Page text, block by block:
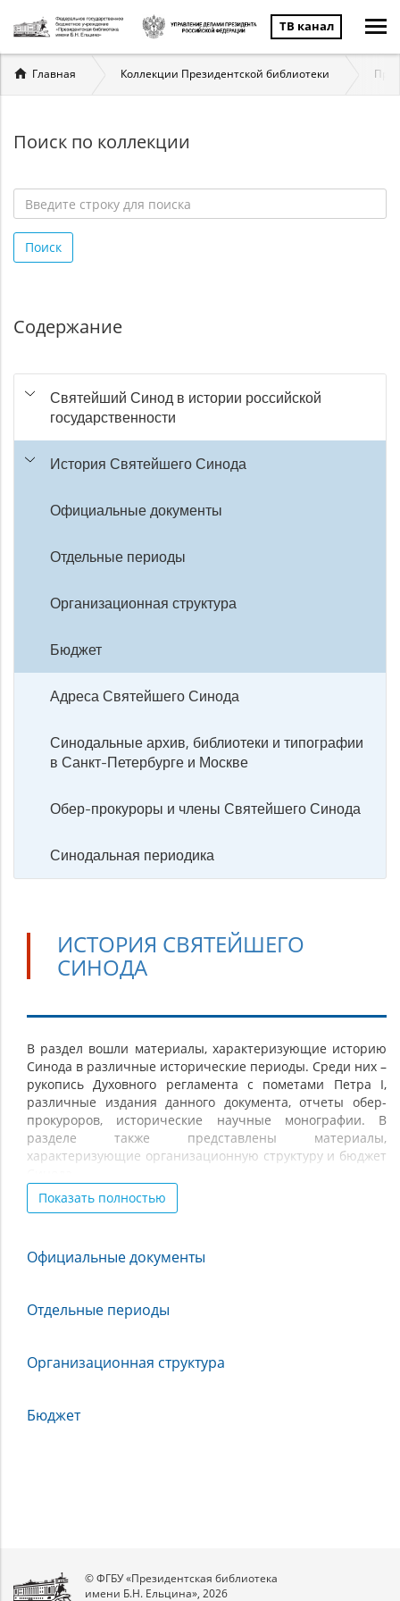
ТВ канал
Вы
здесь
Главная Коллекции Президентской библиотеки
Поиск по коллекции
строку
для
Поиск
Содержание
Святейший Синод в истории российской
государственности
История Святейшего Синода
Официальные документы
Отдельные периоды
Организационная структура
Бюджет
Адреса Святейшего Синода
Синодальные архив, библиотеки и типографии
в Санкт-Петербурге и Москве
Обер-прокуроры и члены Святейшего Синода
Синодальная периодика
ИСТОРИЯ СВЯТЕЙШЕГО
СИНОДА
История
Святейшего
Синода
В раздел вошли материалы, характеризующие историю
Синода в различные исторические периоды. Среди них –
рукопись Духовного регламента с пометами Петра I,
различные издания данного документа, отчеты обер-
прокуроров, исторические научные монографии. В
разделе также представлены материалы,
характеризующие организационную структуру и бюджет
Показать полностью
Официальные документы
Отдельные периоды
Организационная структура
Бюджет
© ФГБУ «Президентская библиотека
имени Б.Н. Ельцина», 2026